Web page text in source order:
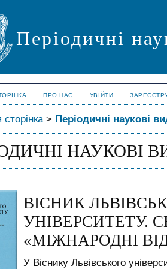
Періодичні
ПРО НАС УВІЙТИ
> Періодичні наукові
НАУКОВІ
ВІСНИК
УНІВЕРСИТЕТУ.
«МІЖНАРОДНІ
У Віснику Львівського